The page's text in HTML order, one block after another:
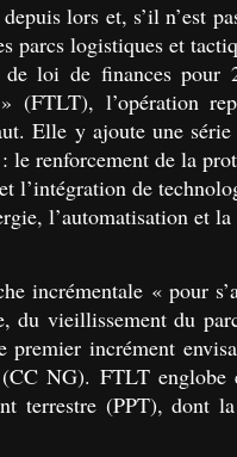
lors et, s’il n’est
parcs logistiques et
loi de finances pour
(FTLT), l’opération
Elle y ajoute une série
le renforcement de la
l’intégration de
l’automatisation et
incrémentale « pour
du vieillissement du
incrément
NG). FTLT englobe
terrestre (PPT), dont